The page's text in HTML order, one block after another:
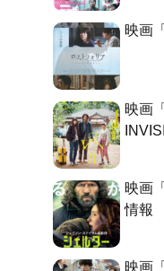
映画
映画
映画
情報
映画